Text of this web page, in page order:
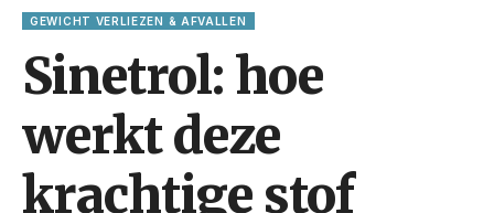
GEWICHT VERLIEZEN & AFVALLEN
Sinetrol: hoe
werkt deze
krachtige stof